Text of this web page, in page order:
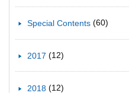
Special Contents (60)
2017 (12)
2018 (12)